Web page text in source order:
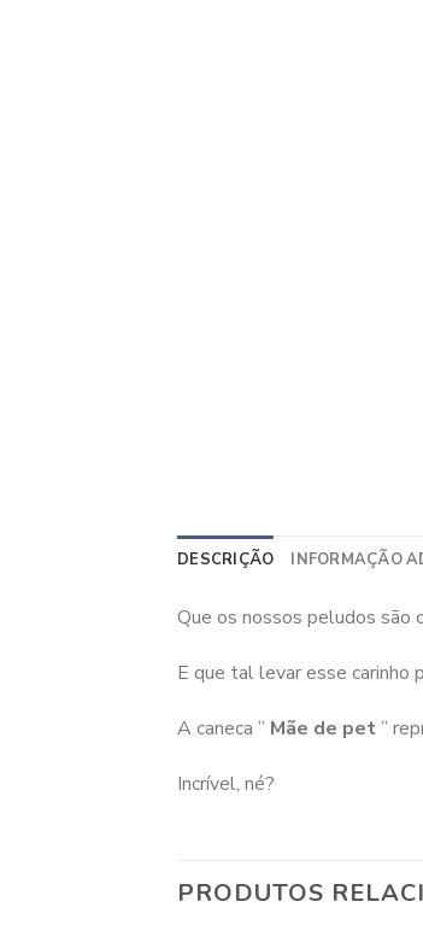
DESCRIÇÃO INFORMAÇÃO
Que os nossos peludos são
E que tal levar esse carinho
A caneca ” Mãe de pet”
Incrível, né?
PRODUTOS